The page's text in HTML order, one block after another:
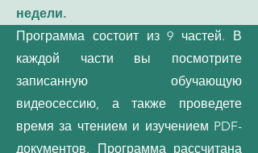
недели.
Программа состоит из 9 частей. В
каждой части вы посмотрите
записанную обучающую
видеосессию, а также проведете
время за чтением и изучением PDF-
документов. Программа рассчитана